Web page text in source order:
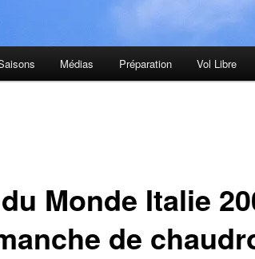
Médias Préparation Vol Libre
Monde Italie
de